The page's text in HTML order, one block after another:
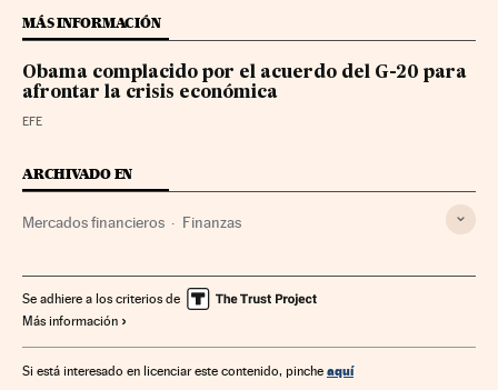
MÁS INFORMACIÓN
Obama complacido por el acuerdo del G-20 para
afrontar la crisis económica
EFE
ARCHIVADO EN
Mercados financieros Finanzas
Se adhiere a los criterios de
Más información
Si está interesado en licenciar este contenido, pinche aquí